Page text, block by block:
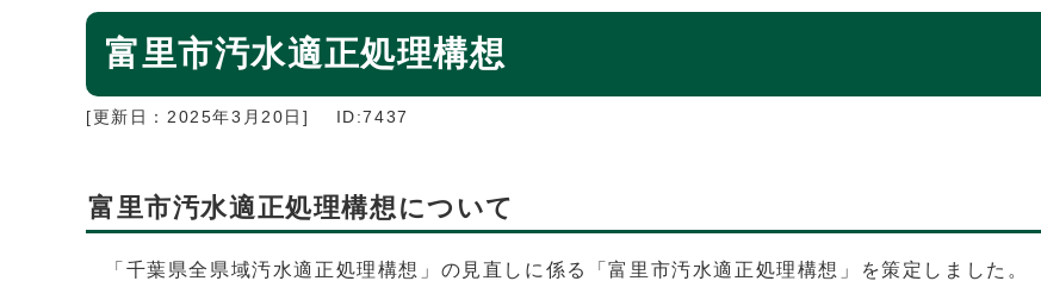
富里市汚水適正処理構想
[更新日： 2025年3月20日 ] ID:7437
富里市汚水適正処理構想について
「千葉県全県域汚水適正処理構想」の見直しに係る「富里市汚水適正処理構想」を策定しました。